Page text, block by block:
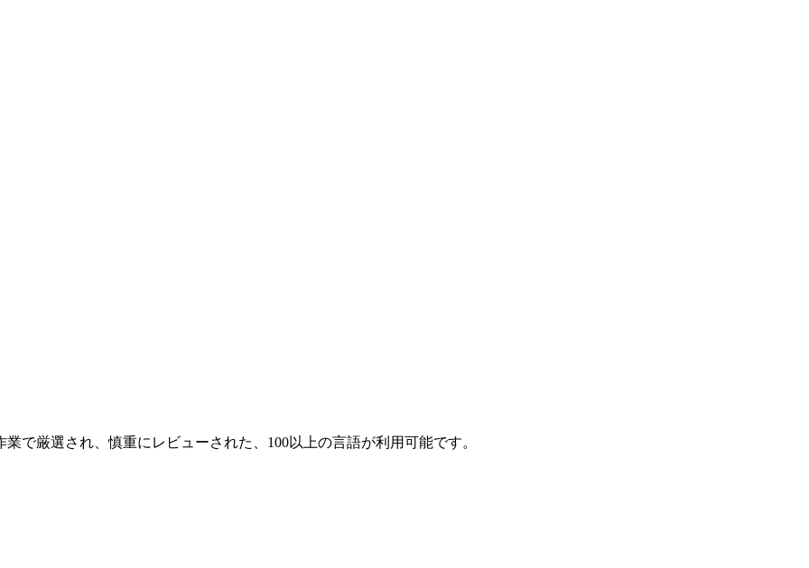
で厳選され、慎重にレビューされた、100以上の言語が利用可能です。